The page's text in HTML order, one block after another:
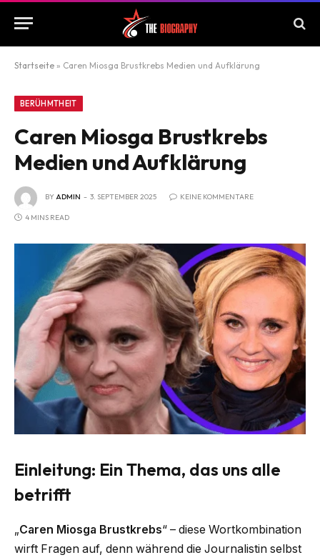
Startseite » Caren Miosga Brustkrebs Medien und Aufklärung
BERÜHMTHEIT
Caren Miosga Brustkrebs
Medien und Aufklärung
BYADMIN 3. SEPTEMBER 2025 KEINE KOMMENTARE
4 MINS READ
Einleitung: Ein Thema, das uns alle
betrifft
„Caren Miosga Brustkrebs“ – diese Wortkombination
wirft Fragen auf, denn während die Journalistin selbst